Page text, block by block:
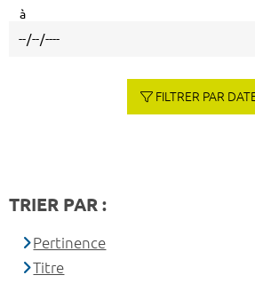
à
FILTRER PAR
TRIER PAR :
Pertinence
Titre